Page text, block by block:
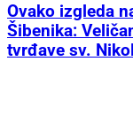
Ovako izgleda
Šibenika:
tvrđave sv.